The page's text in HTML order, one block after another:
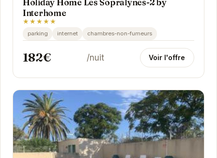
Interhome
★★★★★
parking internet chambres-non-fumeurs
182€ /nuit Voir l'offre